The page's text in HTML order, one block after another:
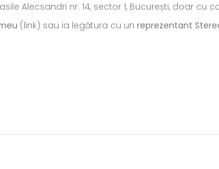
Alecsandri nr. 14, sector 1, București, doar
(link) sau ia legătura cu un reprezentant